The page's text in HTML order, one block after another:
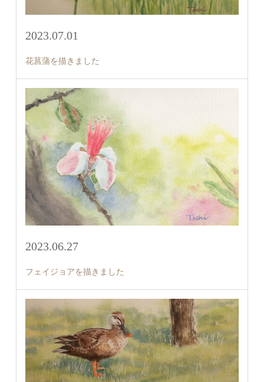
2023.07.01
花菖蒲を描きました
2023.06.27
フェイジョアを描きました